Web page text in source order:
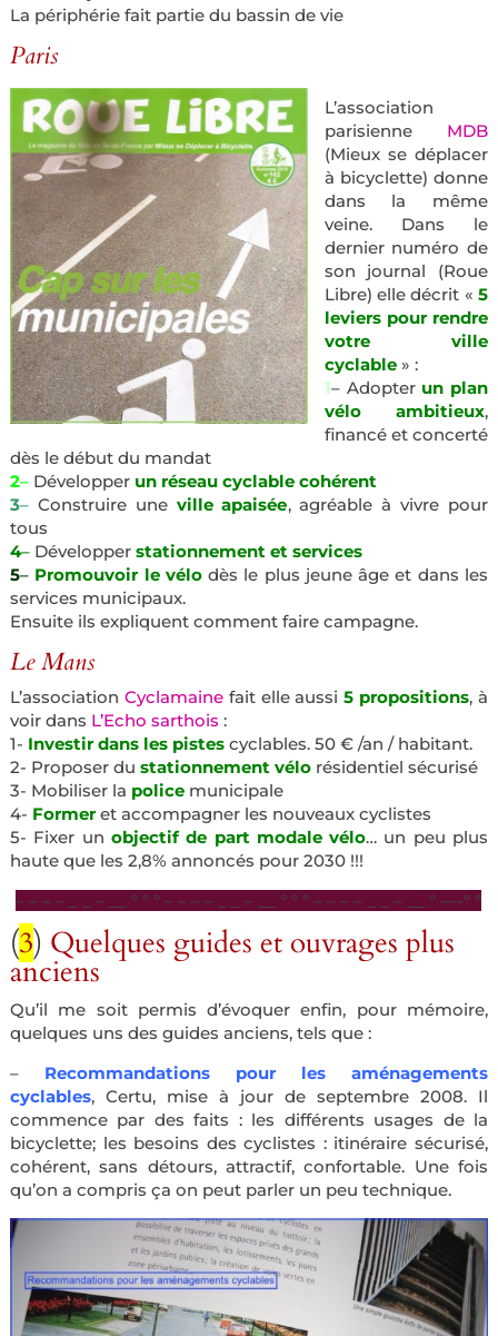
La périphérie fait partie du bassin de vie
Paris
L’association
parisienne MDB
(Mieux se déplacer
à bicyclette) donne
dans la même
veine. Dans le
dernier numéro de
son journal (Roue
Libre) elle décrit «5
leviers pour rendre
votre ville
cyclable» :
1– Adopter un plan
vélo ambitieux,
financé et concerté
dès le début du mandat
2–Développer un réseau cyclable cohérent
3–Construire une ville apaisée, agréable à vivre pour
tous
4–Développer stationnement et services
5– Promouvoir le vélodès le plus jeune âge et dans les
services municipaux.
Ensuite ils expliquent comment faire campagne.
Le Mans
L’association Cyclamainefait elle aussi5 propositions, à
voir dans L’Echo sarthois :
1- Investir dans les pistescyclables. 50 € /an / habitant.
2- Proposer du stationnement vélorésidentiel sécurisé
3- Mobiliser la policemunicipale
4- Former et accompagner les nouveaux cyclistes
5- Fixer un objectif de part modale vélo… un peu plus
haute que les 2,8% annoncés pour 2030 !!!
– – – – _ _ – __ ° ° ° – – – – _ _ – __ ° ° ° – – – – _ _ – __ ° —-° °
(3) Quelques guides et ouvrages plus
anciens
Qu’il me soit permis d’évoquer enfin, pour mémoire,
quelques uns des guides anciens, tels que:
– Recommandations pour les aménagements
cyclables, Certu, mise à jour de septembre 2008. Il
commence par des faits : les différents usages de la
bicyclette; les besoins des cyclistes : itinéraire sécurisé,
cohérent, sans détours, attractif, confortable. Une fois
qu’on a compris ça on peut parler un peu technique.